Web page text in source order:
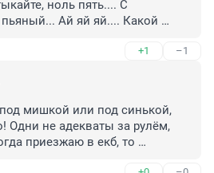
ноль пять.... С
Ай яй яй.... Какой
+1 –1
мишкой или под синькой,
Одни не адекваты за рулём,
приезжаю в екб, то